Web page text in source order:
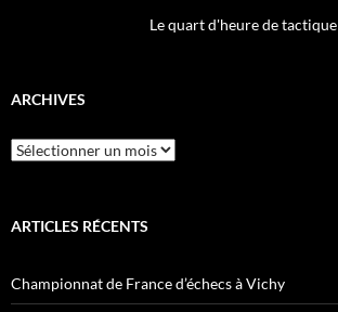
Le quart d'heure de tactique
ARCHIVES
Archives
ARTICLES RÉCENTS
Championnat de France d’échecs à Vichy